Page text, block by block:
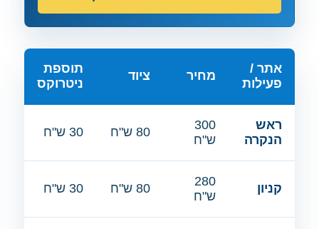
אתר /
פעילות
מחיר ציוד
תוספת
ניטרוקס
ראש
הנקרה
300
ש"ח
80 ש"ח 30 ש"ח
קניון
280
ש"ח
80 ש"ח 30 ש"ח